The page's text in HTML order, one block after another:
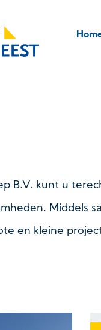
B.V. kunt u
Middels
en kleine